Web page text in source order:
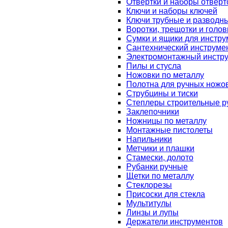
Отвертки и наборы
Ключи и наборы ключей
Ключи трубные и
Воротки, трещотки и
Сумки и ящики для
Сантехнический
Электромонтажный
Пилы и стусла
Ножовки по металлу
Полотна для ручных
Струбцины и тиски
Степлеры строительные
Заклепочники
Ножницы по металлу
Монтажные пистолеты
Напильники
Метчики и плашки
Стамески, долото
Рубанки ручные
Щетки по металлу
Стеклорезы
Присоски для стекла
Мультитулы
Линзы и лупы
Держатели инструментов